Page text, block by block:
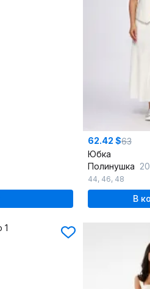
62.42 $63
Юбка
Полинушка
44, 46, 48
В